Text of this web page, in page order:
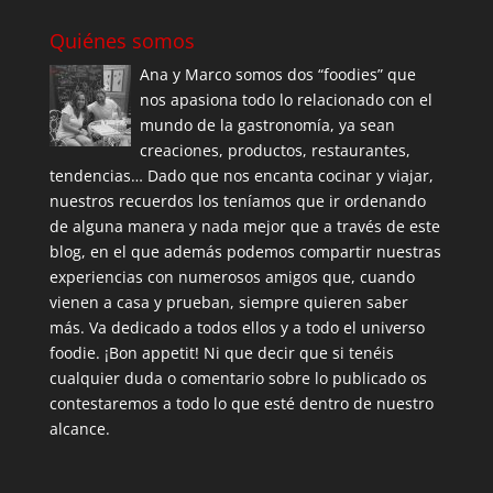
Quiénes somos
Ana y Marco somos dos “foodies” que
nos apasiona todo lo relacionado con el
mundo de la gastronomía, ya sean
creaciones, productos, restaurantes,
tendencias… Dado que nos encanta cocinar y viajar,
nuestros recuerdos los teníamos que ir ordenando
de alguna manera y nada mejor que a través de este
blog, en el que además podemos compartir nuestras
experiencias con numerosos amigos que, cuando
vienen a casa y prueban, siempre quieren saber
más. Va dedicado a todos ellos y a todo el universo
foodie. ¡Bon appetit! Ni que decir que si tenéis
cualquier duda o comentario sobre lo publicado os
contestaremos a todo lo que esté dentro de nuestro
alcance.